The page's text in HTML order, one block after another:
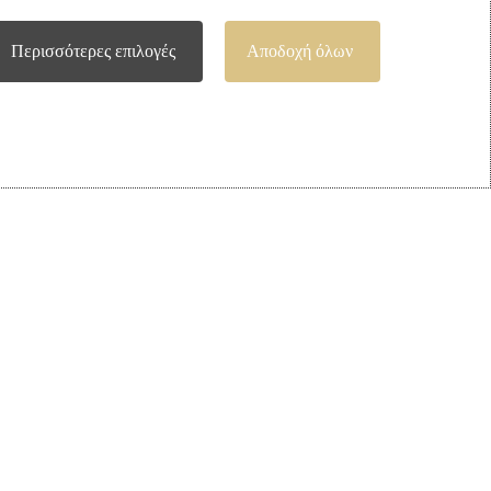
160 x 200
Υπνοδωμάτιο
Στρώμα Ikelos Care-180 x 200
Στρώματα Υπνοδωμάτιο
€723.75
Περισσότερες επιλογές Αποδοχή όλων